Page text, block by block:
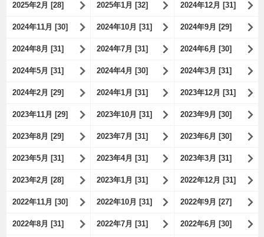
2025年2月 [28] 2025年1月 [32] 2024年12月 [31]
2024年11月 [30] 2024年10月 [31] 2024年9月 [29]
2024年8月 [31] 2024年7月 [31] 2024年6月 [30]
2024年5月 [31] 2024年4月 [30] 2024年3月 [31]
2024年2月 [29] 2024年1月 [31] 2023年12月 [31]
2023年11月 [29] 2023年10月 [31] 2023年9月 [30]
2023年8月 [29] 2023年7月 [31] 2023年6月 [30]
2023年5月 [31] 2023年4月 [31] 2023年3月 [31]
2023年2月 [28] 2023年1月 [31] 2022年12月 [31]
2022年11月 [30] 2022年10月 [31] 2022年9月 [27]
2022年8月 [31] 2022年7月 [31] 2022年6月 [30]